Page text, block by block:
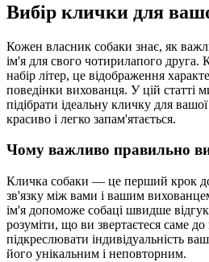
Вибір клички для
Кожен власник собаки знає, як
ім'я для свого чотирилапого
набір літер, це відображення
поведінки вихованця. У цій статті
підібрати ідеальну кличку для
красиво і легко запам'ятається.
Чому важливо правильно
Кличка собаки — це перший крок
зв'язку між вами і вашим
ім'я допоможе собаці швидше
розуміти, що ви звертаєтеся саме
підкреслювати індивідуальність
його унікальним і неповторним.